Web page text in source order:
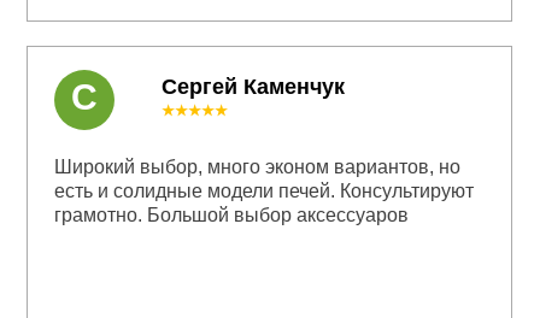
Сергей Каменчук
★★★★★
Широкий выбор, много эконом вариантов, но
есть и солидные модели печей. Консультируют
грамотно. Большой выбор аксессуаров
С